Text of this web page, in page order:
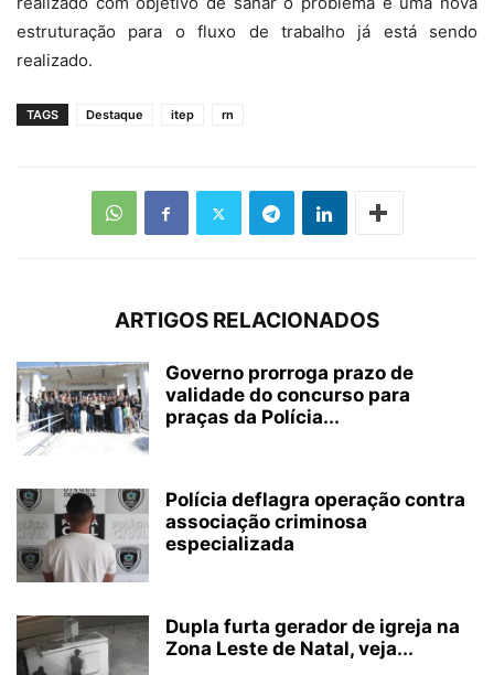
estruturação para o fluxo de trabalho já está sendo
realizado.
TAGS Destaque itep rn
ARTIGOS RELACIONADOS
Governo prorroga prazo de
validade do concurso para
praças da Polícia...
Polícia deflagra operação contra
associação criminosa
especializada
Dupla furta gerador de igreja na
Zona Leste de Natal, veja...